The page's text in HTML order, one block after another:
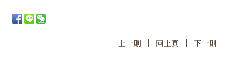
上一則 | 回上頁 |下一則